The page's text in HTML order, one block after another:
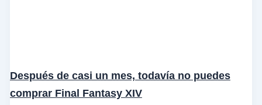
Después de casi un mes, todavía no puedes
comprar Final Fantasy XIV